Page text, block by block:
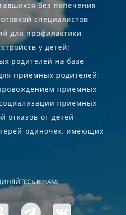
без попечения
специалистов
для профилактики
у детей;
родителей на базе
приемных родителей;
приемных
приемных
отказов от детей
одиночек, имеющих
К НАМ: